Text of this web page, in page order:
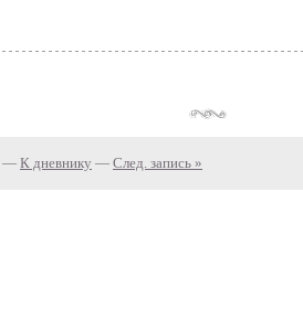
— К дневнику — След. запись »